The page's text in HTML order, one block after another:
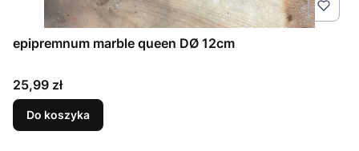
epipremnum marble queen DØ 12cm
Cena
25,99 zł
Do koszyka